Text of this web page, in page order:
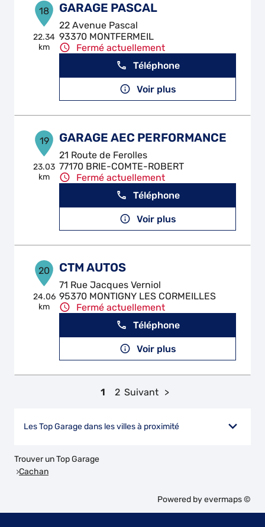
18
22.34
km
GARAGE PASCAL
22 Avenue Pascal
93370 MONTFERMEIL
Fermé actuellement
Téléphone
Voir plus
19
23.03
km
GARAGE AEC PERFORMANCE
21 Route de Ferolles
77170 BRIE-COMTE-ROBERT
Fermé actuellement
Téléphone
Voir plus
20
24.06
km
CTM AUTOS
71 Rue Jacques Verniol
95370 MONTIGNY LES CORMEILLES
Fermé actuellement
Téléphone
Voir plus
1 2 Suivant
Les Top Garage dans les villes à proximité
Trouver un Top Garage
Cachan
Powered byevermaps ©